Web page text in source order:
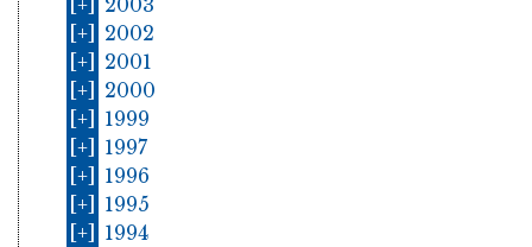
[+]
2003
[+]
2002
[+]
2001
[+]
2000
[+]
1999
[+]
1997
[+]
1996
[+]
1995
[+]
1994